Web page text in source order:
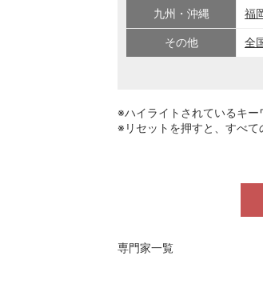
九州・沖縄 福
その他 全
※ハイライトされているキー
※リセットを押すと、すべて
専門家一覧